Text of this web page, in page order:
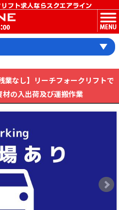
MENU
なし】リーチフォークリフトで
材の入出荷及び運搬作業